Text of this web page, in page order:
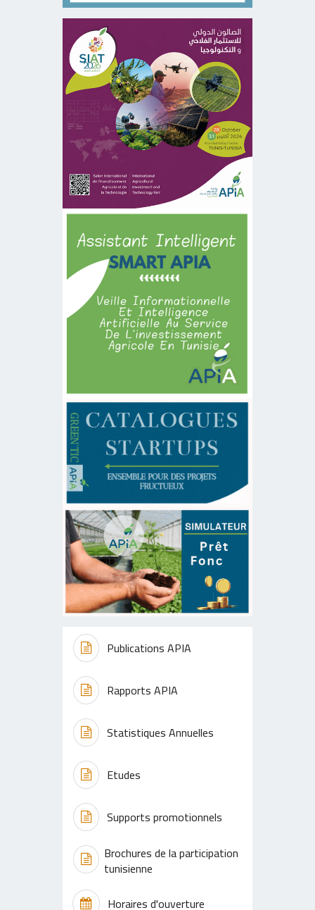
Publications APIA
Rapports APIA
Statistiques Annuelles
Etudes
Supports promotionnels
Brochures de la participation
tunisienne
Horaires d'ouverture